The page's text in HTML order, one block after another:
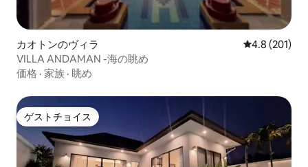
カオトンのヴィラ レビュー201
4.8 (201)
VILLA ANDAMAN -海の眺め
価格 · 家族 · 眺め
ゲストチョイス
ゲストチョイス